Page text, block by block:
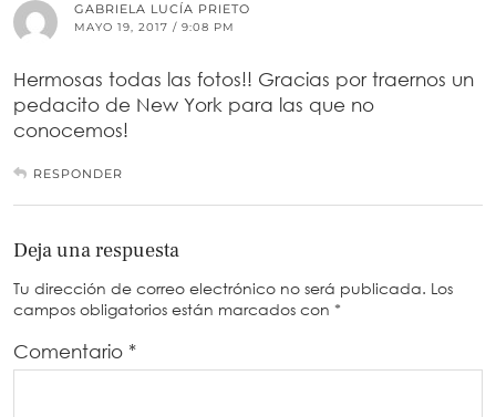
GABRIELA LUCÍA PRIETO
MAYO 19, 2017 / 9:08 PM
Hermosas todas las fotos!! Gracias por traernos un
pedacito de New York para las que no
conocemos!
RESPONDER
Deja una respuesta
Tu dirección de correo electrónico no será publicada. Los
campos obligatorios están marcados con *
Comentario *